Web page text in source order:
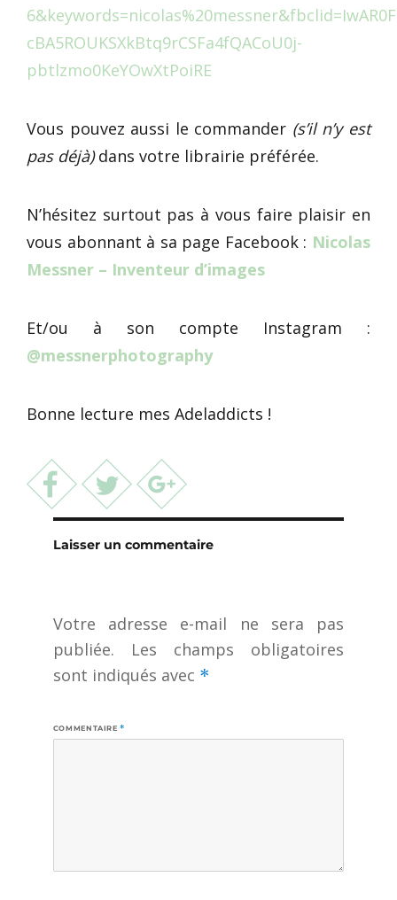
cBA5ROUKSXkBtq9rCSFa4fQACoU0j-
pbtlzmo0KeYOwXtPoiRE
Vous pouvez aussi le commander (s’il n’y est
pas déjà)dans votre librairie préférée.
N’hésitez surtout pas à vous faire plaisir en
vous abonnant à sa page Facebook : Nicolas
Messner – Inventeur d’images
Et/ou à son compte Instagram :
@messnerphotography
Bonne lecture mes Adeladdicts !
Laisser un commentaire
Votre adresse e-mail ne sera pas
publiée.
Les champs obligatoires
sont indiqués avec *
COMMENTAIRE*